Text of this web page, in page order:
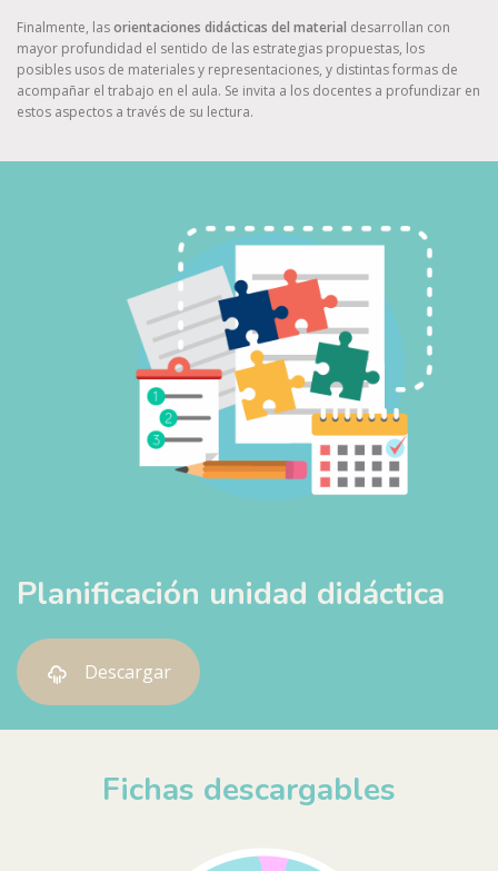
Finalmente, lasorientaciones didácticas del material desarrollan con
mayor profundidad el sentido de las estrategias propuestas, los
posibles usos de materiales y representaciones, y distintas formas de
acompañar el trabajo en el aula. Se invita a los docentes a profundizar en
estos aspectos a través de su lectura.
Planificación unidad didáctica
Descargar
Fichas descargables